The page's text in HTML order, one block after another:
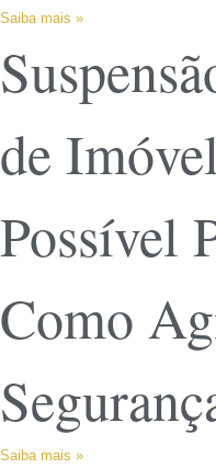
Saiba mais »
de
Possível
Como
Saiba mais »